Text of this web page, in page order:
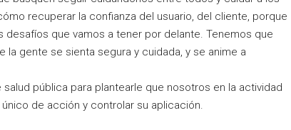
recuperar la confianza del usuario, del cliente, porque
que vamos a tener por delante. Tenemos que
la gente se sienta segura y cuidada, y se anime a
pública para plantearle que nosotros en la actividad
de acción y controlar su aplicación.